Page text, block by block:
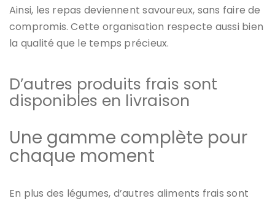
Ainsi, les repas deviennent savoureux, sans faire de
compromis. Cette organisation respecte aussi bien
la qualité que le temps précieux.
D’autres produits frais sont
disponibles en livraison
Une gamme complète pour
chaque moment
En plus des légumes, d’autres aliments frais sont